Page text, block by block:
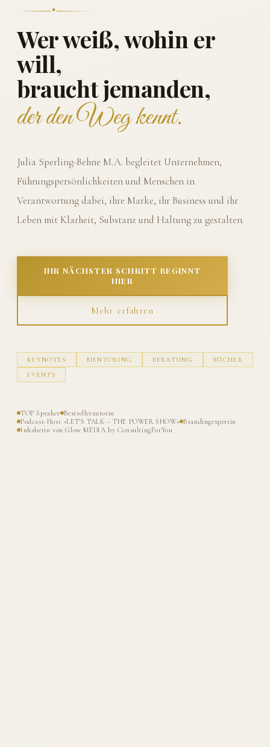
Wer weiß, wohin er
will,
braucht jemanden,
der den Weg kennt.
Julia Sperling-Behne M.A. begleitet Unternehmen,
Führungspersönlichkeiten und Menschen in
Verantwortung dabei, ihre Marke, ihr Business und ihr
Leben mit Klarheit, Substanz und Haltung zu gestalten.
IHR NÄCHSTER SCHRITT BEGINNT
HIER
Mehr erfahren
KEYNOTES MENTORING BERATUNG
BÜCHER
EVENTS
TOP Speaker Bestsellerautorin
Podcast-Host »LET'S TALK – THE POWER SHOW« Brandingexpertin
Inhaberin von Glow MEDIA by ConsultingForYou